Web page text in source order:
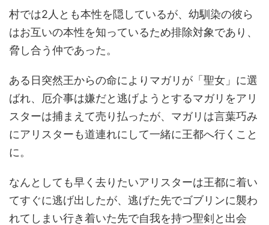
村では2人とも本性を隠しているが、幼馴染の彼ら
はお互いの本性を知っているため排除対象であり、
脅し合う仲であった。
ある日突然王からの命によりマガリが「聖女」に選
ばれ、厄介事は嫌だと逃げようとするマガリをアリ
スターは捕まえて売り払ったが、マガリは言葉巧み
にアリスターも道連れにして一緒に王都へ行くこと
に。
なんとしても早く去りたいアリスターは王都に着い
てすぐに逃げ出したが、逃げた先でゴブリンに襲わ
れてしまい行き着いた先で自我を持つ聖剣と出会